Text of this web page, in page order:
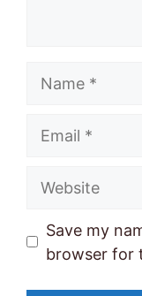
Website
Save my
browser for